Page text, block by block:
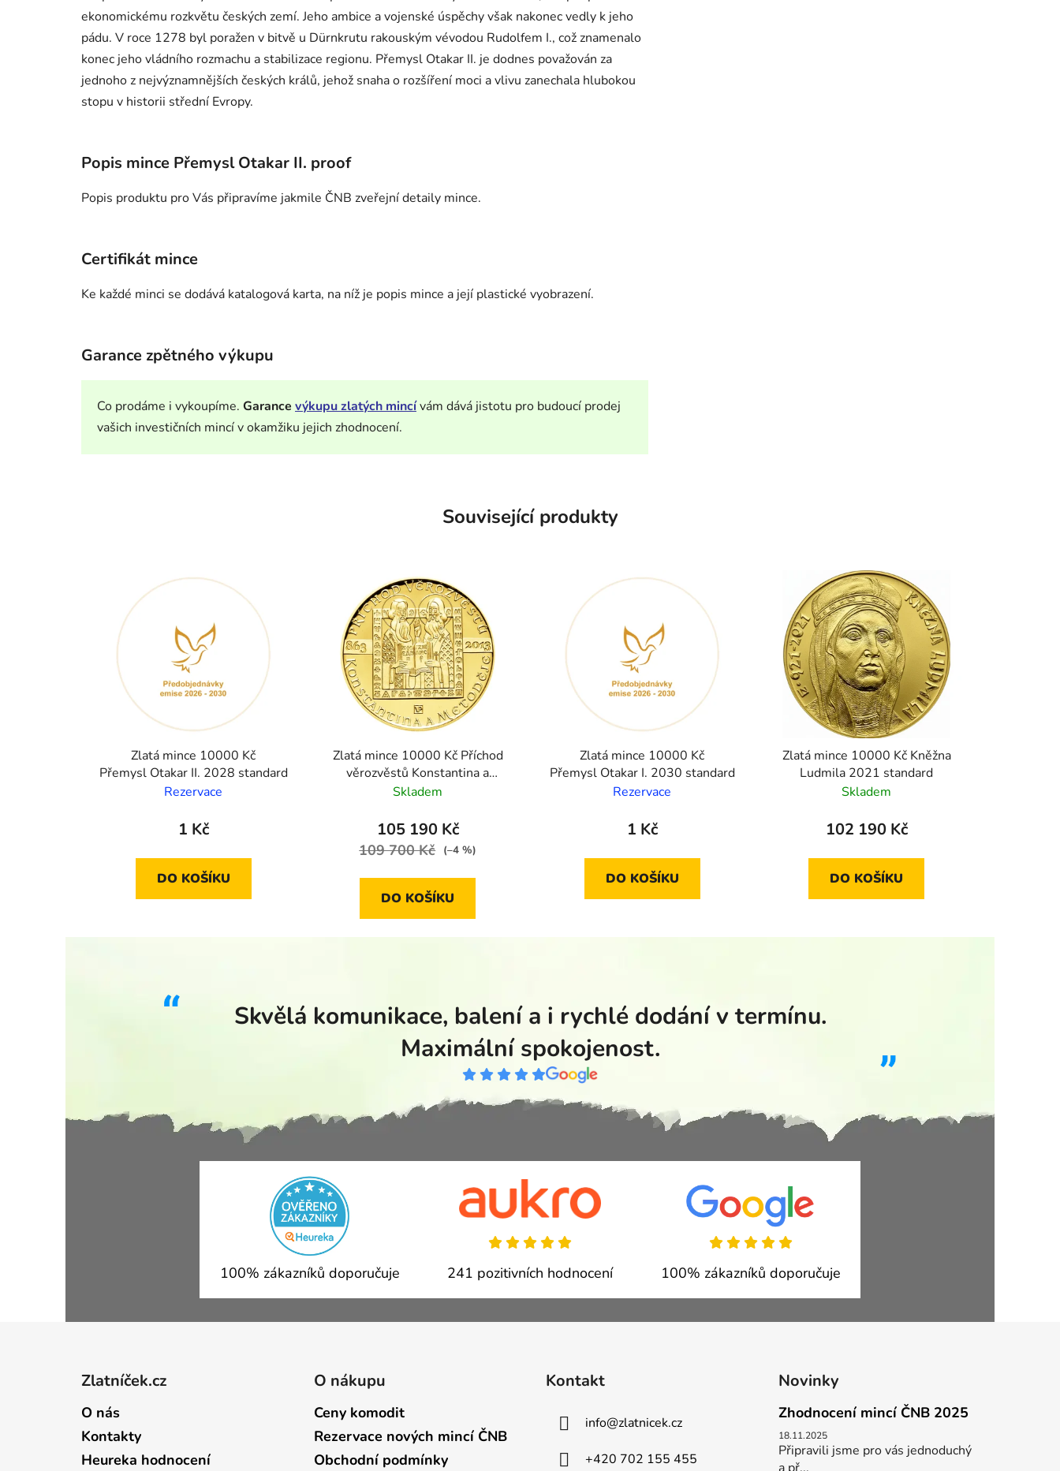
ekonomickému rozkvětu českých zemí. Jeho ambice a vojenské úspěchy však nakonec vedly k jeho
pádu. V roce 1278 byl poražen v bitvě u Dürnkrutu rakouským vévodou Rudolfem I., což znamenalo
konec jeho vládního rozmachu a stabilizace regionu. Přemysl Otakar II. je dodnes považován za
jednoho z nejvýznamnějších českých králů, jehož snaha o rozšíření moci a vlivu zanechala hlubokou
stopu v historii střední Evropy.
Popis mince Přemysl Otakar II. proof
Popis produktu pro Vás připravíme jakmile ČNB zveřejní detaily mince.
Certifikát mince
Ke každé minci se dodává katalogová karta, na níž je popis mince a její plastické vyobrazení.
Garance zpětného výkupu
Co prodáme i vykoupíme. Garance výkupu zlatých mincívám dává jistotu pro budoucí prodej
vašich investičních mincí v okamžiku jejich zhodnocení.
Související produkty
Zlatá mince 10000 Kč
Přemysl Otakar II. 2028 standard
Rezervace
1 Kč
DO KOŠÍKU
Zlatá mince 10000 Kč Příchod
věrozvěstů Konstantina a
Metoděje 2013 proof
Skladem
105 190 Kč
109 700 Kč (–4 %)
DO KOŠÍKU
Zlatá mince 10000 Kč
Přemysl Otakar I. 2030 standard
Rezervace
1 Kč
DO KOŠÍKU
Zlatá mince 10000 Kč Kněžna
Ludmila 2021 standard
Skladem
102 190 Kč
DO KOŠÍKU
Skvělá komunikace, balení a i rychlé dodání v termínu.
Maximální spokojenost.
100% zákazníků doporučuje 241 pozitivních hodnocení 100% zákazníků doporučuje
Zlatníček.cz
O nás
Kontakty
Heureka hodnocení
O nákupu
Ceny komodit
Rezervace nových mincí ČNB
Obchodní podmínky
Kontakt
info@zlatnicek.cz
+420 702 155 455
Novinky
Zhodnocení mincí ČNB 2025
18.11.2025
Připravili jsme pro vás jednoduchý
a př...